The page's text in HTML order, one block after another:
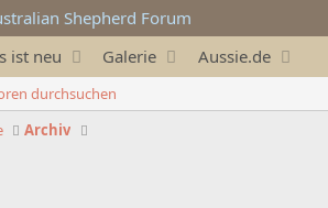
ist neu Galerie Aussie.de
durchsuchen
Archiv